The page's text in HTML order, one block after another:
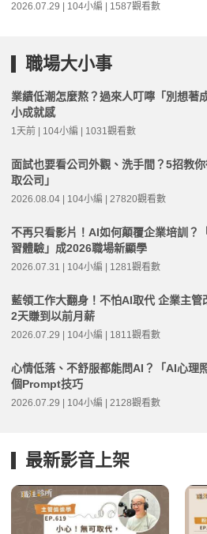
2026.07.29 | 104小編 | 1587觀看數
職場大小事
業績低潮怎麼熬？過來人叮嚀「別想著
小成就感
1天前 | 104小編 | 1031觀看數
面試也要看公司外觀、洗手間？5招教
取公司」
2026.08.04 | 104小編 | 27820觀看數
不再只看影片！AI如何顛覆企業培訓？
習體驗」成2026職場新顯學
2026.07.31 | 104小編 | 1281觀看數
藍領工作大翻身！不怕AI取代 企業主管
2天賺到以前月薪
2026.07.29 | 104小編 | 1811觀看數
心情低落、不舒服都能問AI？「AI心理
個Prompt技巧
2026.07.29 | 104小編 | 2128觀看數
最新影音上架